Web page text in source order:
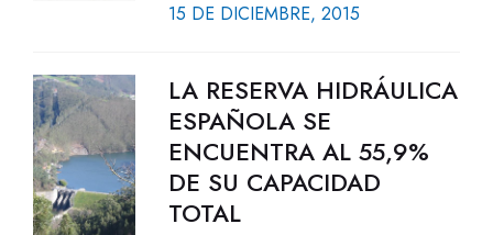
15 DE DICIEMBRE, 2015
LA RESERVA HIDRÁULICA
ESPAÑOLA SE
ENCUENTRA AL 55,9%
DE SU CAPACIDAD
TOTAL